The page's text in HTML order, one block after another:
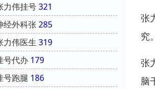
力伟挂号321
经外科张 285
力伟医生 319
号代办 179
号跑腿 186
张
究
张
脑